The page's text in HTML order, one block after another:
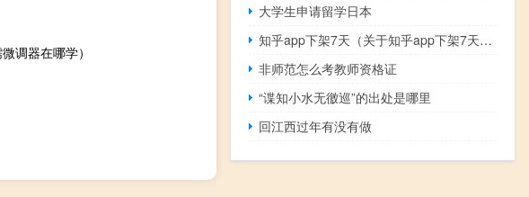
调器在哪学）
大学生申请留学日本
知乎app下架7天（关于知乎app下架7天的介绍）
非师范怎么考教师资格证
“谍知小水无徼巡”的出处是哪里
回江西过年有没有做